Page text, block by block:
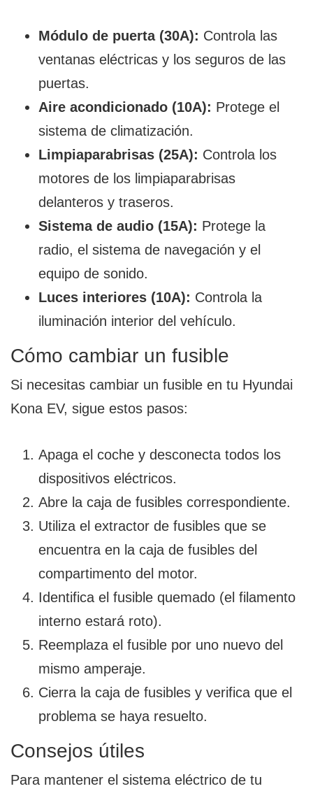
Módulo de puerta (30A): Controla las
ventanas eléctricas y los seguros de las
puertas.
Aire acondicionado (10A): Protege el
sistema de climatización.
Limpiaparabrisas (25A): Controla los
motores de los limpiaparabrisas
delanteros y traseros.
Sistema de audio (15A): Protege la
radio, el sistema de navegación y el
equipo de sonido.
Luces interiores (10A): Controla la
iluminación interior del vehículo.
Cómo cambiar un fusible
Si necesitas cambiar un fusible en tu Hyundai
Kona EV, sigue estos pasos:
Apaga el coche y desconecta todos los
dispositivos eléctricos.
Abre la caja de fusibles correspondiente.
Utiliza el extractor de fusibles que se
encuentra en la caja de fusibles del
compartimento del motor.
Identifica el fusible quemado (el filamento
interno estará roto).
Reemplaza el fusible por uno nuevo del
mismo amperaje.
Cierra la caja de fusibles y verifica que el
problema se haya resuelto.
Consejos útiles
Para mantener el sistema eléctrico de tu